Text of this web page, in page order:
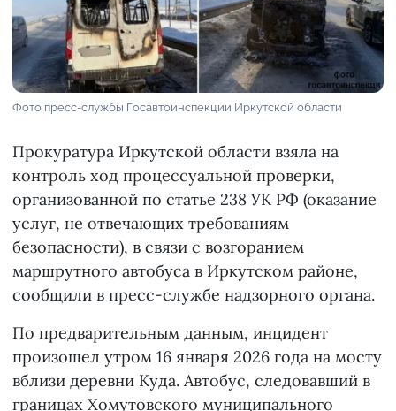
Фото пресс-службы Госавтоинспекции Иркутской области
Прокуратура Иркутской области взяла на
контроль ход процессуальной проверки,
организованной по статье 238 УК РФ (оказание
услуг, не отвечающих требованиям
безопасности), в связи с возгоранием
маршрутного автобуса в Иркутском районе,
сообщили в пресс-службе надзорного органа.
По предварительным данным, инцидент
произошел утром 16 января 2026 года на мосту
вблизи деревни Куда. Автобус, следовавший в
границах Хомутовского муниципального